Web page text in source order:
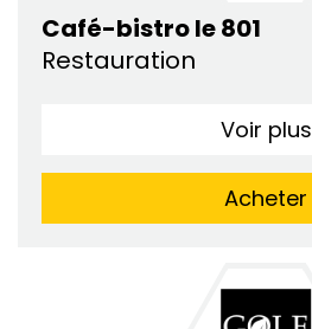
Café-bistro le 801
Restauration
Voir plus
Acheter